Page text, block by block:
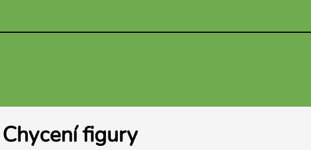
Chycení figury